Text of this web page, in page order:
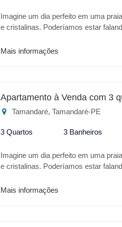
Imagine um dia perfeito em uma
e cristalinas. Poderíamos estar
uma GRANDE OPORTUNDADE,
copa e sem falar da grande varanda
vagas de garagem cobertas.
Mais informações
Apartamento à Venda com 3
Tamandaré, Tamandaré-PE
3 Quartos 3 Banheiros
Imagine um dia perfeito em uma
e cristalinas. Poderíamos estar
o que há de melhor no TAORMINA
Mais informações